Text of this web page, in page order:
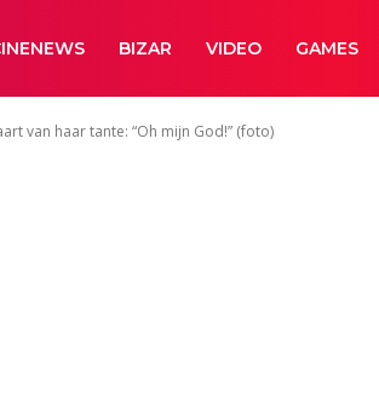
BIZAR VIDEO GAMES
van haar tante: “Oh mijn God!” (foto)